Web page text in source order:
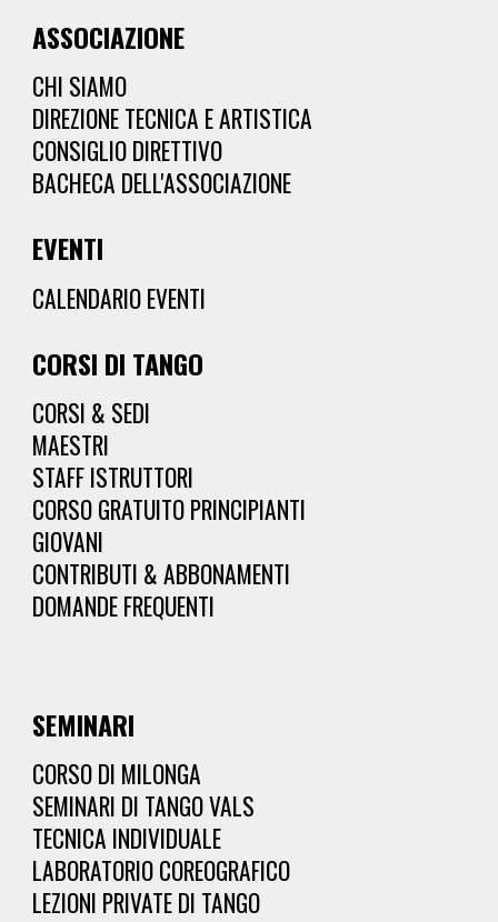
ASSOCIAZIONE
CHI SIAMO
DIREZIONE TECNICA E ARTISTICA
CONSIGLIO DIRETTIVO
BACHECA DELL'ASSOCIAZIONE
EVENTI
CALENDARIO EVENTI
CORSI DI TANGO
CORSI & SEDI
MAESTRI
STAFF ISTRUTTORI
CORSO GRATUITO PRINCIPIANTI
GIOVANI
CONTRIBUTI & ABBONAMENTI
DOMANDE FREQUENTI
SEMINARI
CORSO DI MILONGA
SEMINARI DI TANGO VALS
TECNICA INDIVIDUALE
LABORATORIO COREOGRAFICO
LEZIONI PRIVATE DI TANGO